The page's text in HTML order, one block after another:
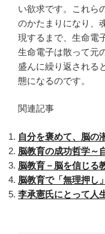
い欲求です。これら
のかたまりになり、
現するまで、生命電
生命電子は散って元
盛んに繰り返される
態になるのです。
関連記事
自分を褒めて、脳の
脳教育の成功哲学～
脳教育－脳を信じる
脳教育で「無理押し
李承憲氏にとって人